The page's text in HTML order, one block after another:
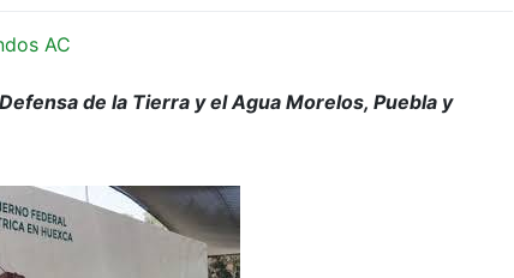
AC
de la Tierra y el Agua Morelos, Puebla y